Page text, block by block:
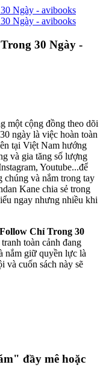
30 Ngày -
một cộng đồng theo dõi
ngày là việc hoàn toàn
tại Việt Nam hướng
và gia tăng số lượng
Youtube...để
chúng và nắm trong tay
Kane chia sẻ trong
ngay nhưng nhiều khi
Chỉ Trong 30
toàn cảnh đang
nắm giữ quyền lực là
và cuốn sách này sẽ
đầy mê hoặc